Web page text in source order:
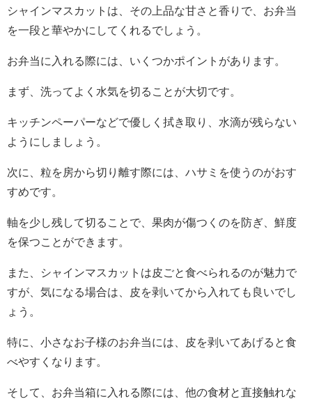
シャインマスカットは、その上品な甘さと香りで、お弁当
を一段と華やかにしてくれるでしょう。
お弁当に入れる際には、いくつかポイントがあります。
まず、洗ってよく水気を切ることが大切です。
キッチンペーパーなどで優しく拭き取り、水滴が残らない
ようにしましょう。
次に、粒を房から切り離す際には、ハサミを使うのがおす
すめです。
軸を少し残して切ることで、果肉が傷つくのを防ぎ、鮮度
を保つことができます。
また、シャインマスカットは皮ごと食べられるのが魅力で
すが、気になる場合は、皮を剥いてから入れても良いでし
ょう。
特に、小さなお子様のお弁当には、皮を剥いてあげると食
べやすくなります。
そして、お弁当箱に入れる際には、他の食材と直接触れな